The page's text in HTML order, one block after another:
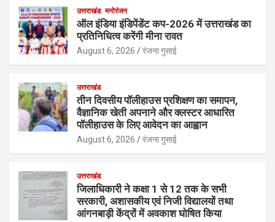
उत्तराखंड मनोरंजन
ऑल इंडिया इंडिपेंडेंट कप-2026 में उत्तराखंड का
प्रतिनिधित्व करेंगी मीना रावत
August 6, 2026 रंजना गुसाई
उत्तराखंड
तीन दिवसीय पॉलीहाउस प्रशिक्षण का समापन,
वैज्ञानिक खेती अपनाने और क्लस्टर आधारित
पॉलीहाउस के लिए आवेदन का आह्वान
August 6, 2026 रंजना गुसाई
उत्तराखंड
जिलाधिकारी ने कक्षा 1 से 12 तक के सभी
सरकारी, अशासकीय एवं निजी विद्यालयों तथा
आंगनबाड़ी केंद्रों में अवकाश घोषित किया